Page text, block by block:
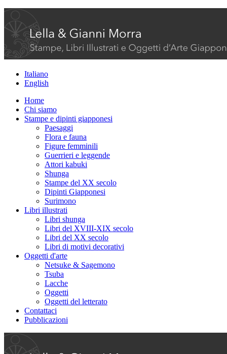
Italiano
English
Home
Chi siamo
Stampe e dipinti giapponesi
Paesaggi
Flora e fauna
Figure femminili
Guerrieri e leggende
Attori kabuki
Shunga
Stampe del XX secolo
Dipinti Giapponesi
Surimono
Libri illustrati
Libri shunga
Libri del XVIII-XIX secolo
Libri del XX secolo
Libri di motivi decorativi
Oggetti d'arte
Netsuke & Sagemono
Tsuba
Lacche
Oggetti
Oggetti del letterato
Contattaci
Pubblicazioni